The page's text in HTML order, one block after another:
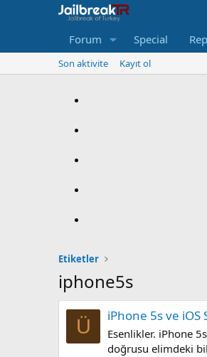
Forum Special
Son aktivite Kayıt ol
Etiketler
iphone5s
Ü iPhone 5s ve iOS
Esenlikler. iPhone
doğrusu elimdeki